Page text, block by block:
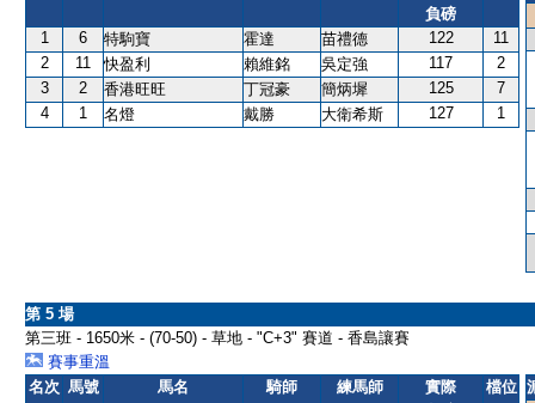
負磅
1 6 特駒寶 霍達 苗禮德 122
11
2
11 快盈利 賴維銘 吳定強 117
2
3
2 香港旺旺 丁冠豪 簡炳墀 125
7
4
1 名燈 戴勝 大衛希斯 127 1
第 5 場
第三班 - 1650米 - (70-50) - 草地 - "C+3" 賽道 - 香島讓賽
賽事重溫
名次 馬號 馬名 騎師 練馬師
實際
檔位